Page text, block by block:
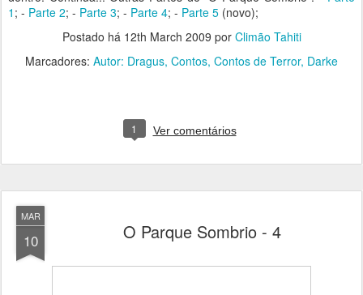
1 ; - Parte 2; - Parte 3; - Parte 4; - Parte 5 (novo);
Postado há 12th March 2009 por Climão Tahiti
Marcadores: Autor: Dragus Contos Contos de Terror Darke
1 Ver comentários
MAR
10 O Parque Sombrio - 4